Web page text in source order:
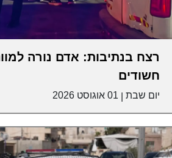
רצח בנתיבות: אדם נורה
חשודים
יום שבת 01 אוגוסט 2026